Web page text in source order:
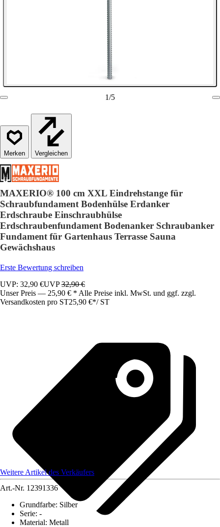
1/5
Vergleichen
MAXERIO® 100 cm XXL Eindrehstange für
Schraubfundament Bodenhülse Erdanker
Erdschraube Einschraubhülse
Erdschraubenfundament Bodenanker Schraubanker
Fundament für Gartenhaus Terrasse Sauna
Gewächshaus
Erste Bewertung schreiben
UVP: 32,90 €UVP32,90 €
Unser Preis — 25,90 € * Alle Preise inkl. MwSt. und ggf. zzgl.
Versandkosten pro ST25,90 €*/ ST
Weitere Artikel des Verkäufers
Art.-Nr. 12391336
Grundfarbe: Silber
Serie: -
Material: Metall